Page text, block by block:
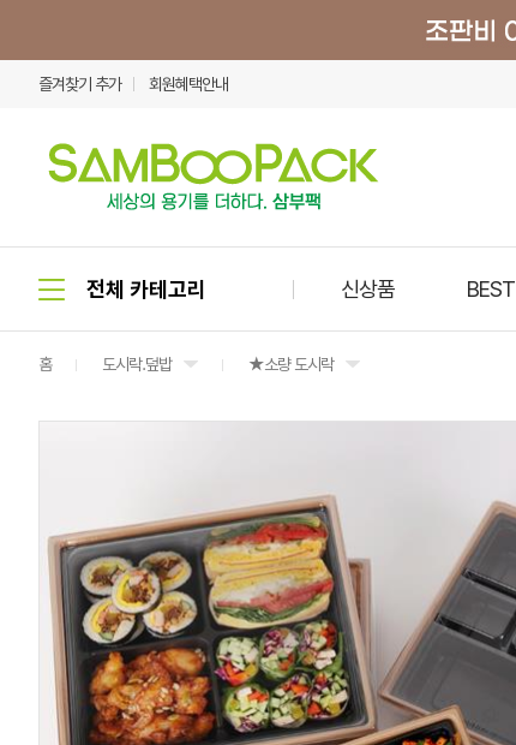
즐겨찾기 추가 회원혜택안내
신상품 BEST
홈 도시락.덮밥 ★소량 도시락